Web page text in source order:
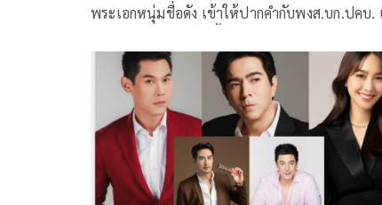
พระเอกหนุ่มชื่อดัง เข้าให้ปากคำกับพงส.บก.ปคบ.
พรีเซ็นเตอร์ให้กับบริษัท ดิไอคอน กรุ๊ป